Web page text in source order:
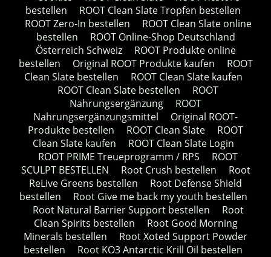
bestellen
ROOT Clean Slate Tropfen bestellen
ROOT Zero-In bestellen
ROOT Clean Slate online
bestellen
ROOT Online-Shop Deutschland
Österreich Schweiz
ROOT Produkte online
bestellen
Original ROOT Produkte kaufen
ROOT
Clean Slate bestellen
ROOT Clean Slate kaufen
ROOT Clean Slate bestellen
ROOT
Nahrungsergänzung
ROOT
Nahrungsergänzungsmittel
Original ROOT-
Produkte bestellen
ROOT Clean Slate
ROOT
Clean Slate kaufen
ROOT Clean Slate Login
ROOT PRIME Treueprogramm / RPS
ROOT
SCULPT BESTELLEN
Root Crush bestellen
Root
ReLive Greens bestellen
Root Defense Shield
bestellen
Root Give me back my youth bestellen
Root Natural Barrier Support bestellen
Root
Clean Spirits bestellen
Root Good Morning
Minerals bestellen
Root Xoted Support Powder
bestellen
Root KO3 Antarctic Krill Oil bestellen